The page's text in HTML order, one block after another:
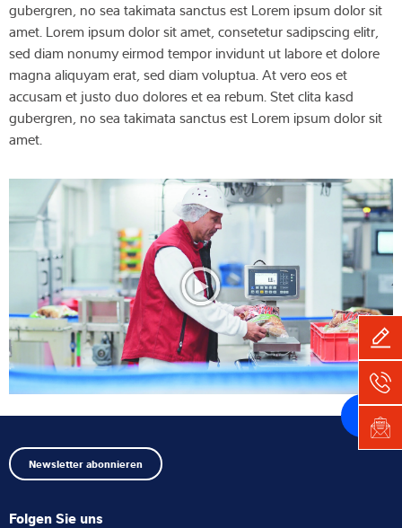
Software
Individuelle Lösungen
Service
Expertise und Wissen
Über uns
Aktuelles
Produktfinder
gubergren, no sea takimata sanctus est Lorem ipsum dolor sit
amet. Lorem ipsum dolor sit amet, consetetur sadipscing elitr,
sed diam nonumy eirmod tempor invidunt ut labore et dolore
magna aliquyam erat, sed diam voluptua. At vero eos et
accusam et justo duo dolores et ea rebum. Stet clita kasd
gubergren, no sea takimata sanctus est Lorem ipsum dolor sit
amet.
Zurück
zum
Anfang
Newsletter abonnieren
Folgen Sie uns